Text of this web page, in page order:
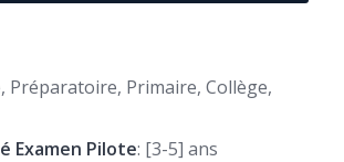
Préparatoire, Primaire, Collège,
Examen Pilote: [3-5] ans